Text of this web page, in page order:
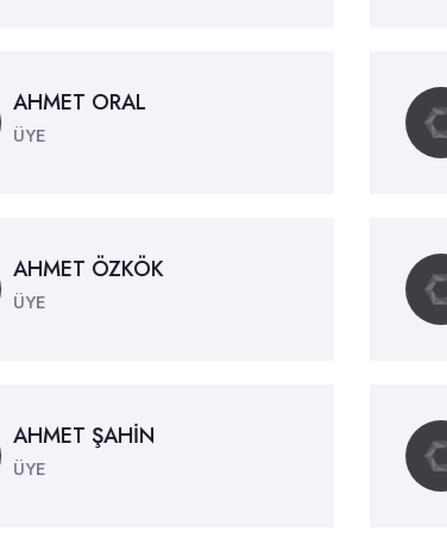
AHMET ORAL
ÜYE
AHMET ÖZKÖK
ÜYE
AHMET ŞAHİN
ÜYE